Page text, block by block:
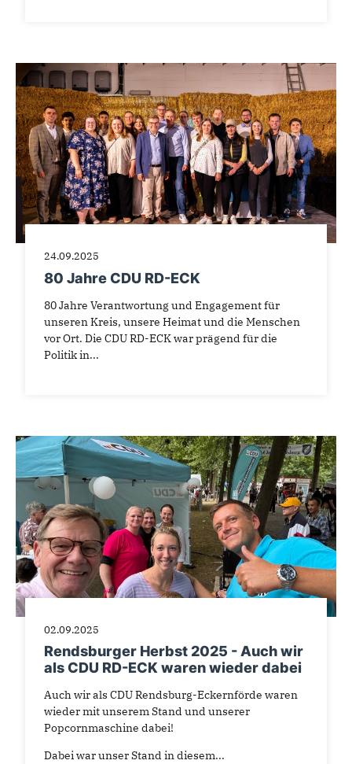
24.09.2025
80 Jahre CDU RD-ECK
80 Jahre Verantwortung und Engagement für
unseren Kreis, unsere Heimat und die Menschen
vor Ort. Die CDU RD-ECK war prägend für die
Politik in...
02.09.2025
Rendsburger Herbst 2025 - Auch wir
als CDU RD-ECK waren wieder dabei
Auch wir als CDU Rendsburg-Eckernförde waren
wieder mit unserem Stand und unserer
Popcornmaschine dabei!
Dabei war unser Stand in diesem...